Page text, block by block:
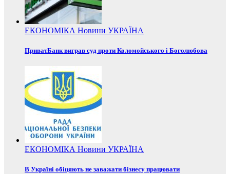
ЕКОНОМІКА Новини УКРАЇНА
ПриватБанк виграв суд проти Коломойського і Боголюбова
ЕКОНОМІКА Новини УКРАЇНА
В Україні обіцяють не заважати бізнесу працювати